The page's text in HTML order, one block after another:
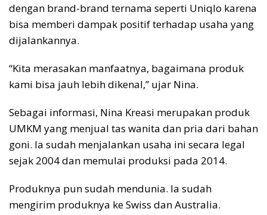
dengan brand-brand ternama seperti Uniqlo karena
bisa memberi dampak positif terhadap usaha yang
dijalankannya.
“Kita merasakan manfaatnya, bagaimana produk
kami bisa jauh lebih dikenal,” ujar Nina.
Sebagai informasi, Nina Kreasi merupakan produk
UMKM yang menjual tas wanita dan pria dari bahan
goni. Ia sudah menjalankan usaha ini secara legal
sejak 2004 dan memulai produksi pada 2014.
Produknya pun sudah mendunia. Ia sudah
mengirim produknya ke Swiss dan Australia.